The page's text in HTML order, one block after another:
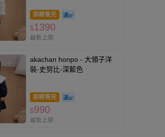
即將售完
$1390
最新上架
akachan honpo - 大領子洋
裝-史努比-深藍色
即將售完
$990
最新上架